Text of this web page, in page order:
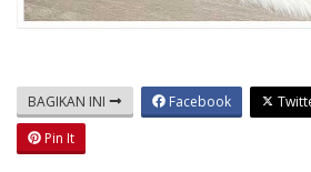
BAGIKAN INI Facebook
Pin It